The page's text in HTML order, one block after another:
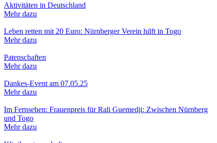
Aktivitäten in Deutschland
Mehr dazu
Leben retten mit 20 Euro: Nürnberger Verein hilft in Togo
Mehr dazu
Patenschaften
Mehr dazu
Dankes-Event am 07.05.25
Mehr dazu
Im Fernsehen: Frauenpreis für Rali Guemedji: Zwischen Nürnberg
und Togo
Mehr dazu